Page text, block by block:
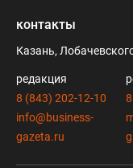
контакты
Казань,
редакция
8 (843) 202-12-10
info@business-
gazeta.ru